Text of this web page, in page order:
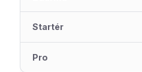
Startér
Pro